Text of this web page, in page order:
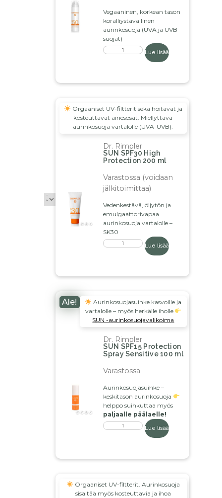
Vegaaninen, korkean tason
koralliystävällinen
aurinkosuoja (UVA ja UVB
suojat)
Lue lisää
Orgaaniset UV-filtterit sekä hoitavat ja
kosteuttavat ainesosat. Miellyttävä
aurinkosuoja vartalolle (UVA-UVB).
Dr. Rimpler
SUN SPF30 High
Protection 200 ml
Varastossa (voidaan
jälkitoimittaa)
Vedenkestävä, öljytön ja
emulgaattorivapaa
aurinkosuoja vartalolle –
SK30
Lue lisää
Ale!
Aurinkosuojasuihke kasvoille ja
vartalolle – myös herkälle iholle
SUN -aurinkosuojavalikoima
Dr. Rimpler
SUN SPF15 Protection
Spray Sensitive 100 ml
Varastossa
Aurinkosuojasuihke –
keskitason aurinkosuoja
helppo suihkuttaa myös
paljaalle päälaelle!
Lue lisää
Orgaaniset UV-filtterit. Aurinkosuoja
sisältää myös kosteuttavia ja ihoa